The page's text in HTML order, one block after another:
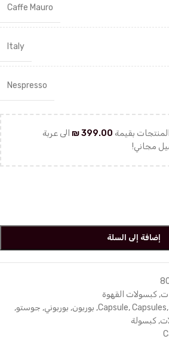
Caffe Mauro
Italy
Nespresso
بقيمة ₪399.00
الى عربة
مجاني!
إضافة إلى السلة
, كبسولات القهوة
Capsule,Capsules,
, بوربون, بوربوني, جوستو,
, كبسولة